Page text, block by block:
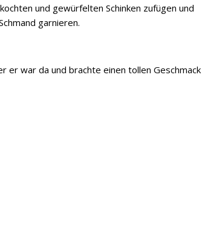
und gewürfelten Schinken zufügen und
garnieren.
er war da und brachte einen tollen Geschmack